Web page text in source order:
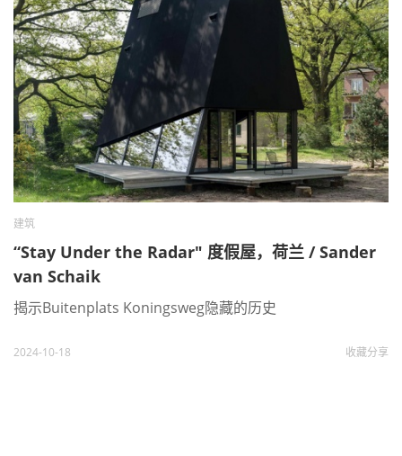
建筑
“Stay Under the Radar" 度假屋，荷兰 / Sander
van Schaik
揭示Buitenplats Koningsweg隐藏的历史
2024-10-18 收藏分享